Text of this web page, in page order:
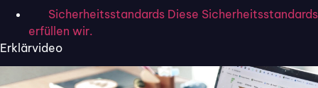
Sicherheitsstandards Diese Sicherheitsstandards
erfüllen wir.
Erklärvideo
electronic signature) ist die einfachste unter den e-
Signaturen. Bei ihrer Verwendung müssen
Anbieter keine gesetzlichen Anforderungen erfüllen.